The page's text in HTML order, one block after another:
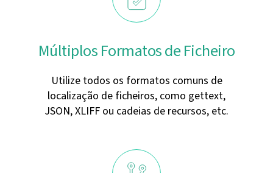
Múltiplos Formatos de Ficheiro
Utilize todos os formatos comuns de
localização de ficheiros, como gettext,
JSON, XLIFF ou cadeias de recursos, etc.